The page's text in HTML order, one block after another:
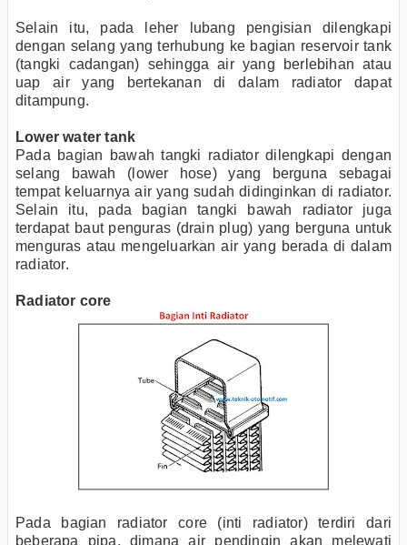
Selain itu, pada leher lubang pengisian dilengkapi
dengan selang yang terhubung ke bagian reservoir tank
(tangki cadangan) sehingga air yang berlebihan atau
uap air yang bertekanan di dalam radiator dapat
ditampung.
Lower water tank
Pada bagian bawah tangki radiator dilengkapi dengan
selang bawah (lower hose) yang berguna sebagai
tempat keluarnya air yang sudah didinginkan di radiator.
Selain itu, pada bagian tangki bawah radiator juga
terdapat baut penguras (drain plug) yang berguna untuk
menguras atau mengeluarkan air yang berada di dalam
radiator.
Radiator core
Pada bagian radiator core (inti radiator) terdiri dari
beberapa pipa, dimana air pendingin akan melewati